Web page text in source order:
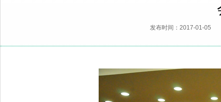
发布时间：2017-01-05